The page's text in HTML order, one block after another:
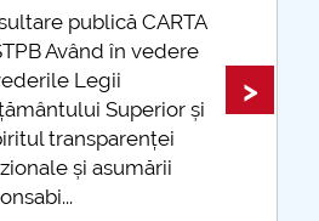
Taxe de școlarizare
indexate Taxele se pot plăti
și cu cardul
mai multe informatii...
>